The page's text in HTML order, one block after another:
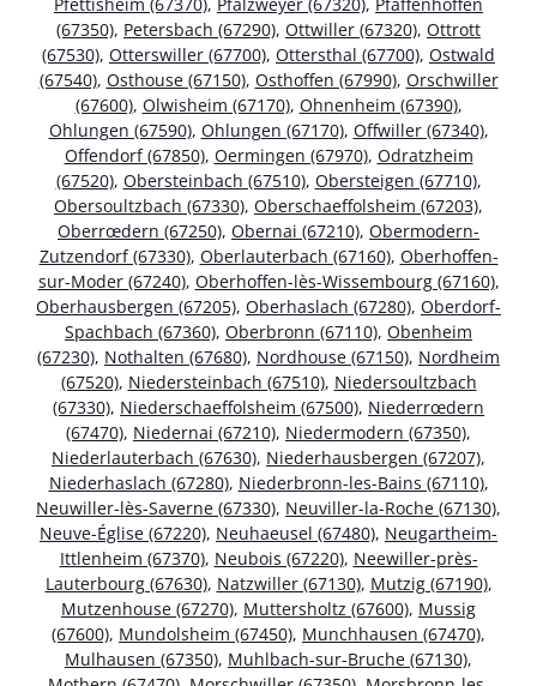
(67350), Petersbach (67290), Ottwiller (67320), Ottrott
(67530), Otterswiller (67700), Ottersthal (67700), Ostwald
(67540), Osthouse (67150), Osthoffen (67990), Orschwiller
(67600), Olwisheim (67170), Ohnenheim (67390),
Ohlungen (67590), Ohlungen (67170), Offwiller (67340),
Offendorf (67850), Oermingen (67970), Odratzheim
(67520), Obersteinbach (67510), Obersteigen (67710),
Obersoultzbach (67330), Oberschaeffolsheim (67203),
Oberrœdern (67250), Obernai (67210), Obermodern-
Zutzendorf (67330), Oberlauterbach (67160), Oberhoffen-
sur-Moder (67240), Oberhoffen-lès-Wissembourg (67160),
Oberhausbergen (67205), Oberhaslach (67280), Oberdorf-
Spachbach (67360), Oberbronn (67110), Obenheim
(67230), Nothalten (67680), Nordhouse (67150), Nordheim
(67520), Niedersteinbach (67510), Niedersoultzbach
(67330), Niederschaeffolsheim (67500), Niederrœdern
(67470), Niedernai (67210), Niedermodern (67350),
Niederlauterbach (67630), Niederhausbergen (67207),
Niederhaslach (67280), Niederbronn-les-Bains (67110),
Neuwiller-lès-Saverne (67330), Neuviller-la-Roche (67130),
Neuve-Église (67220), Neuhaeusel (67480), Neugartheim-
Ittlenheim (67370), Neubois (67220), Neewiller-près-
Lauterbourg (67630), Natzwiller (67130), Mutzig (67190),
Mutzenhouse (67270), Muttersholtz (67600), Mussig
(67600), Mundolsheim (67450), Munchhausen (67470),
Mulhausen (67350), Muhlbach-sur-Bruche (67130),